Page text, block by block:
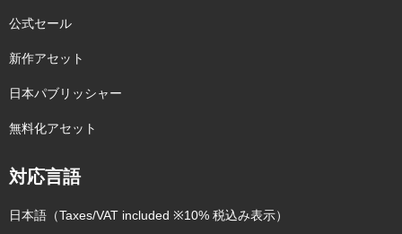
公式セール
新作アセット
日本パブリッシャー
無料化アセット
対応言語
日本語（Taxes/VAT included ※10% 税込み表示）